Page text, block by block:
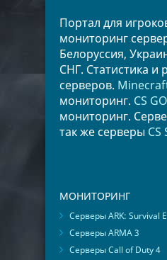
Портал для
мониторинг
Белоруссия,
СНГ. Статистика и
серверов.
мониторинг. CS GO
мониторинг.
так же серверы CS
МОНИТОРИНГ
Серверы ARK: Survival
Серверы ARMA 3
Серверы Call of Duty 4